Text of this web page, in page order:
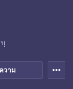
วาม more_horiz